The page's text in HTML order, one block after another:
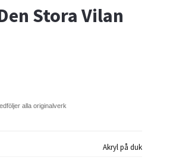
Stora Vilan
alla originalverk
Akryl på duk